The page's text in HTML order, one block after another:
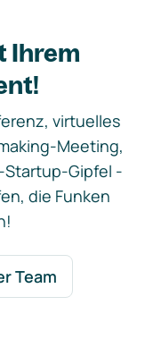
Ihrem
virtuelles
Meeting,
Gipfel -
die Funken
Team